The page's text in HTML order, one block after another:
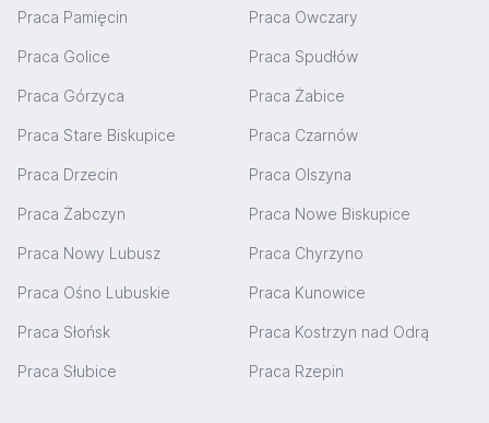
Praca Pamięcin Praca Owczary
Praca Golice Praca Spudłów
Praca Górzyca Praca Żabice
Praca Stare Biskupice Praca Czarnów
Praca Drzecin Praca Olszyna
Praca Żabczyn Praca Nowe Biskupice
Praca Nowy Lubusz Praca Chyrzyno
Praca Ośno Lubuskie Praca Kunowice
Praca Słońsk Praca Kostrzyn nad Odrą
Praca Słubice Praca Rzepin